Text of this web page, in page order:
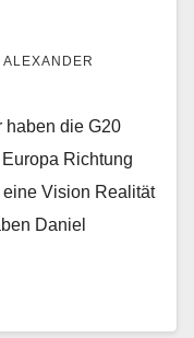
ALEXANDER
haben die G20
Richtung
eine Vision Realität
Daniel